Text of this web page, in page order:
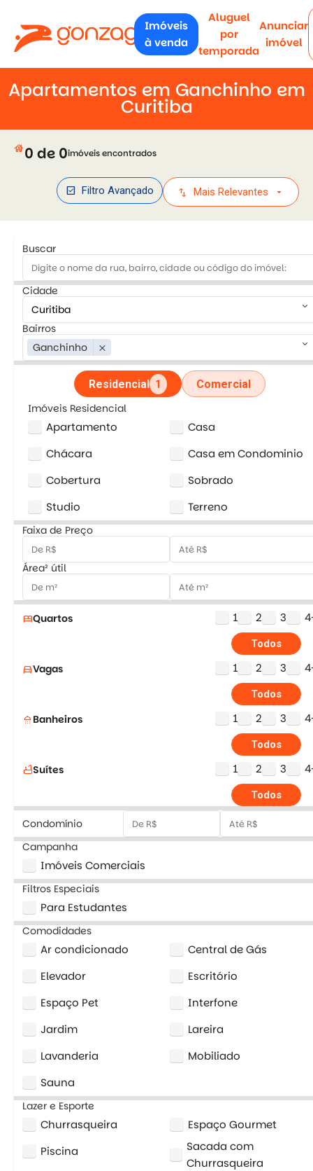
Imóveis
à venda
Aluguel
por
temporada
Anunciar
imóvel
Apartamentos em Ganchinho em
Curitiba
house0 de 0imóveis encontrados
check_box Filtro Avançado swap_vert Mais Relevantes arrow_drop_down
Buscar
Cidade
keyboard_arrow_down
Bairros
Ganchinho
close keyboard_arrow_down
Residencial 1 Comercial
Imóveis Residencial
Apartamento
Casa
Chácara
Casa em Condominio
Cobertura
Sobrado
Studio
Terreno
Faixa de Preço
Área² útil
bedQuartos 1 2 3
Todos
directions_carVagas 1 2 3
Todos
shower Banheiros 1 2 3
Todos
bathtubSuítes 1 2 3
Todos
Condomínio
Campanha
Imóveis Comerciais
Filtros Especiais
Para Estudantes
Comodidades
Ar condicionado
Central de Gás
Elevador
Escritório
Espaço Pet
Interfone
Jardim
Lareira
Lavanderia
Mobiliado
Sauna
Lazer e Esporte
Churrasqueira
Espaço Gourmet
Piscina
Sacada com
Churrasqueira